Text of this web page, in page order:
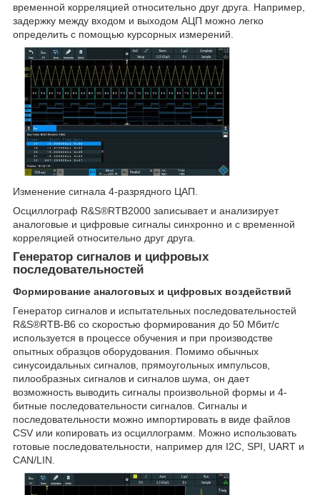
временной корреляцией относительно друг друга. Например,
задержку между входом и выходом АЦП можно легко
определить с помощью курсорных измерений.
Изменение сигнала 4-разрядного ЦАП.
Осциллограф R&S®RTB2000 записывает и анализирует
аналоговые и цифровые сигналы синхронно и с временной
корреляцией относительно друг друга.
Генератор сигналов и цифровых
последовательностей
Формирование аналоговых и цифровых воздействий
Генератор сигналов и испытательных последовательностей
R&S®RTB-B6 со скоростью формирования до 50 Мбит/с
используется в процессе обучения и при производстве
опытных образцов оборудования. Помимо обычных
синусоидальных сигналов, прямоугольных импульсов,
пилообразных сигналов и сигналов шума, он дает
возможность выводить сигналы произвольной формы и 4-
битные последовательности сигналов. Сигналы и
последовательности можно импортировать в виде файлов
CSV или копировать из осциллограмм. Можно использовать
готовые последовательности, например для I2C, SPI, UART и
CAN/LIN.